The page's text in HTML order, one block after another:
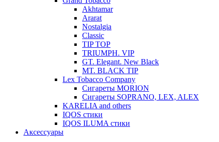
Akhtamar
Ararat
Nostalgia
Classic
TIP TOP
TRIUMPH. VIP
GT. Elegant. New Black
MT. BLACK TIP
Lex Tobacco Company
Сигареты MORION
Сигареты SOPRANO, LEX, ALEX
KARELIA and others
IQOS стики
IQOS ILUMA стики
Аксессуары